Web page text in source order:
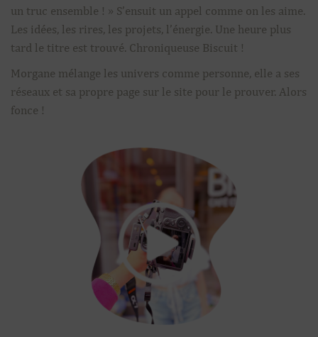
un truc ensemble ! » S’ensuit un appel comme on les aime.
Les idées, les rires, les projets, l’énergie. Une heure plus
tard le titre est trouvé. Chroniqueuse Biscuit !
Morgane mélange les univers comme personne, elle a ses
réseaux et sa propre page sur le site pour le prouver. Alors
fonce !